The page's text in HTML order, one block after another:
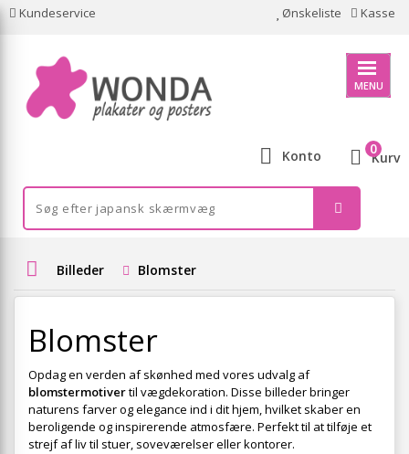
Kundeservice Ønskeliste Kasse
MENU
Konto Kurv
0
Billeder Blomster
Blomster
Opdag en verden af skønhed med vores udvalg af
blomstermotivertil vægdekoration. Disse billeder bringer
naturens farver og elegance ind i dit hjem, hvilket skaber en
beroligende og inspirerende atmosfære. Perfekt til at tilføje et
strejf af liv til stuer, soveværelser eller kontorer.